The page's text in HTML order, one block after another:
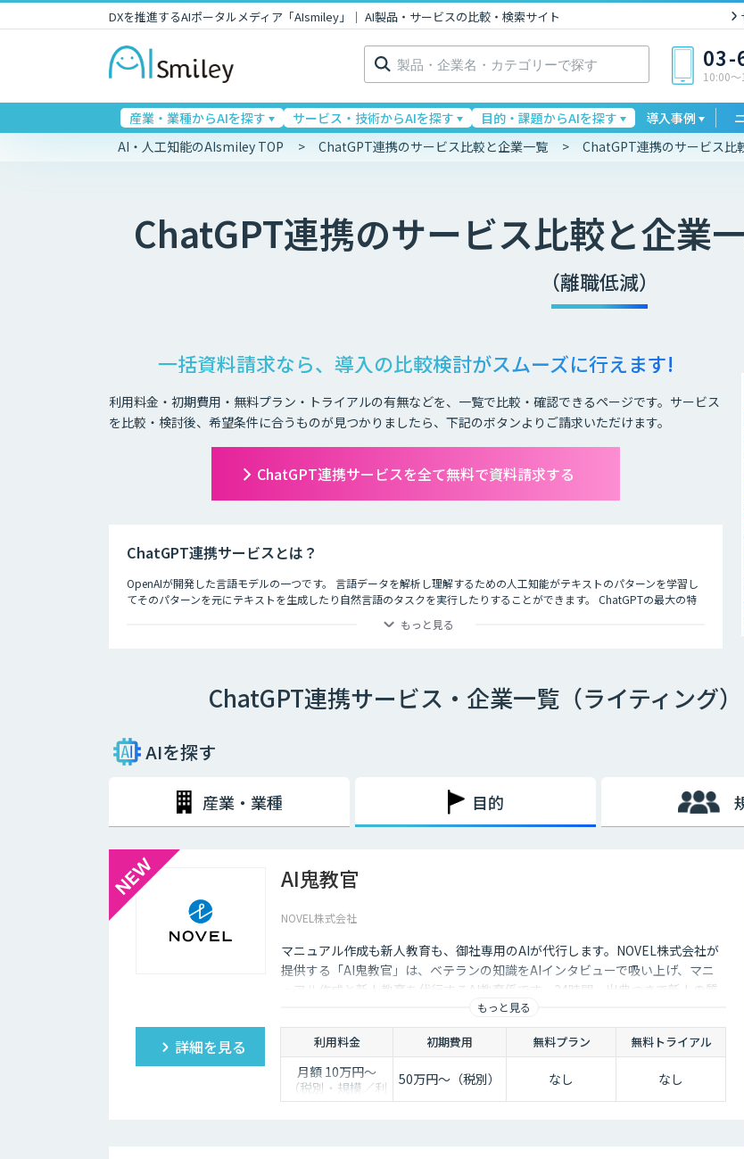
DXを推進するAIポータルメディア「AIsmiley」｜ AI製品・サービスの比較・検索サイト
検
索: 03-
10:00〜
産業・業種からAIを探す サービス・技術からAIを探す 目的・課題からAIを探す 導入事例
AI・人工知能のAIsmiley TOP ChatGPT連携のサービス比較と企業一覧 ChatGPT連携のサービス比
ChatGPT連携のサービス比較と企業
（離職低減）
一括資料請求なら、導入の比較検討がスムーズに行えます!
利用料金・初期費用・無料プラン・トライアルの有無などを、一覧で比較・確認できるページです。サービス
を比較・検討後、希望条件に合うものが見つかりましたら、下記のボタンよりご請求いただけます。
ChatGPT連携サービスを全て無料で資料請求する
ChatGPT連携サービスとは？
OpenAIが開発した言語モデルの一つです。 言語データを解析し理解するための人工知能がテキストのパターンを学習し
てそのパターンを元にテキストを生成したり自然言語のタスクを実行したりすることができます。 ChatGPTの最大の特
もっと見る
ChatGPT連携サービス・企業一覧（ライティング）
AIを探す
産業・業種 目的
AI鬼教官
NOVEL株式会社
マニュアル作成も新人教育も、御社専用のAIが代行します。NOVEL株式会社が
提供する「AI鬼教官」は、ベテランの知識をAIインタビューで吸い上げ、マニ
ュアル作成と新人教育を代行するAI教育係です。24時間・出典つきで新人の質
もっと見る
詳細を見る 利用料金 初期費用 無料プラン 無料トライアル
月額 10万円〜
（税別・規模／利
用人数により個別
50万円〜（税別） なし なし